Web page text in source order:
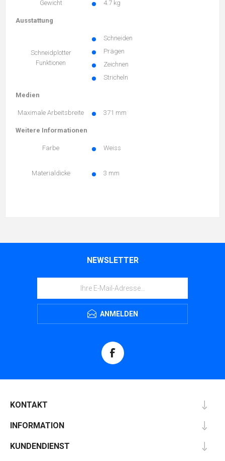
Gewicht 4.7 kg
Ausstattung
Schneidplotter
Funktionen
Schneiden
Prägen
Zeichnen
Stricheln
Medien
Maximale Arbeitsbreite 371 mm
Weitere Informationen
Farbe Weiss
Materialdicke 3 mm
NEWSLETTER
ANMELDEN
KONTAKT
INFORMATION
KUNDENDIENST